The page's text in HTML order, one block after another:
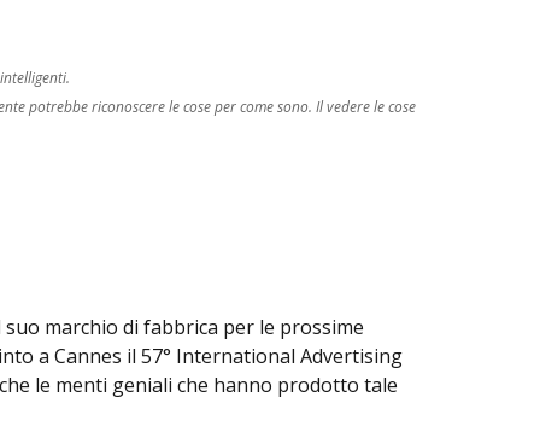
potrebbe riconoscere le cose per come sono. Il vedere le cose
suo marchio di fabbrica per le prossime
a Cannes il 57° International Advertising
le menti geniali che hanno prodotto tale